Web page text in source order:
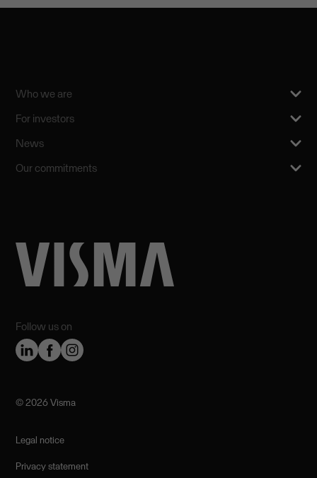
Follow us on
Who we are
For investors
News
Our commitments
©️ 2026 Visma
Legal notice
Privacy statement